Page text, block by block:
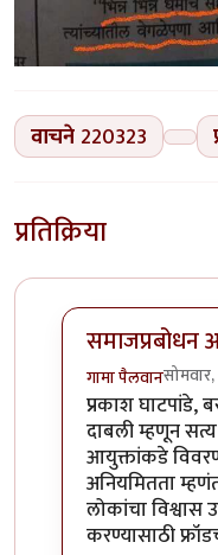
वाचने 220323
प्रतिक्रिया
समाजप्रबोधन
गामा पैलवान
In reply toहा
प्रकाश घाटपांडे,
दाबली म्हणून सत्य
आयुक्तांकडे
अनियमितता
लोकांचा विश्वास
करण्यासाठी